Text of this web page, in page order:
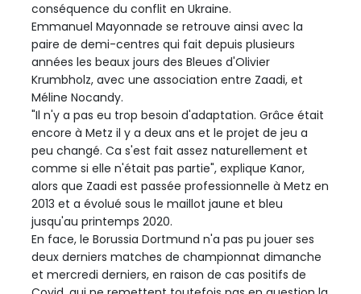
conséquence du conflit en Ukraine.
Emmanuel Mayonnade se retrouve ainsi avec la
paire de demi-centres qui fait depuis plusieurs
années les beaux jours des Bleues d'Olivier
Krumbholz, avec une association entre Zaadi, et
Méline Nocandy.
"Il n'y a pas eu trop besoin d'adaptation. Grâce était
encore à Metz il y a deux ans et le projet de jeu a
peu changé. Ca s'est fait assez naturellement et
comme si elle n'était pas partie", explique Kanor,
alors que Zaadi est passée professionnelle à Metz en
2013 et a évolué sous le maillot jaune et bleu
jusqu'au printemps 2020.
En face, le Borussia Dortmund n'a pas pu jouer ses
deux derniers matches de championnat dimanche
et mercredi derniers, en raison de cas positifs de